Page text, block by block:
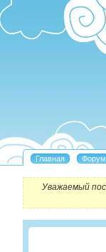
Уважаемый